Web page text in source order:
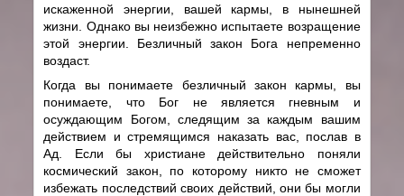
искаженной энергии, вашей кармы, в нынешней
жизни. Однако вы неизбежно испытаете возращение
этой энергии. Безличный закон Бога непременно
воздаст.
Когда вы понимаете безличный закон кармы, вы
понимаете, что Бог не является гневным и
осуждающим Богом, следящим за каждым вашим
действием и стремящимся наказать вас, послав в
Ад. Если бы христиане действительно поняли
космический закон, по которому никто не сможет
избежать последствий своих действий, они бы могли